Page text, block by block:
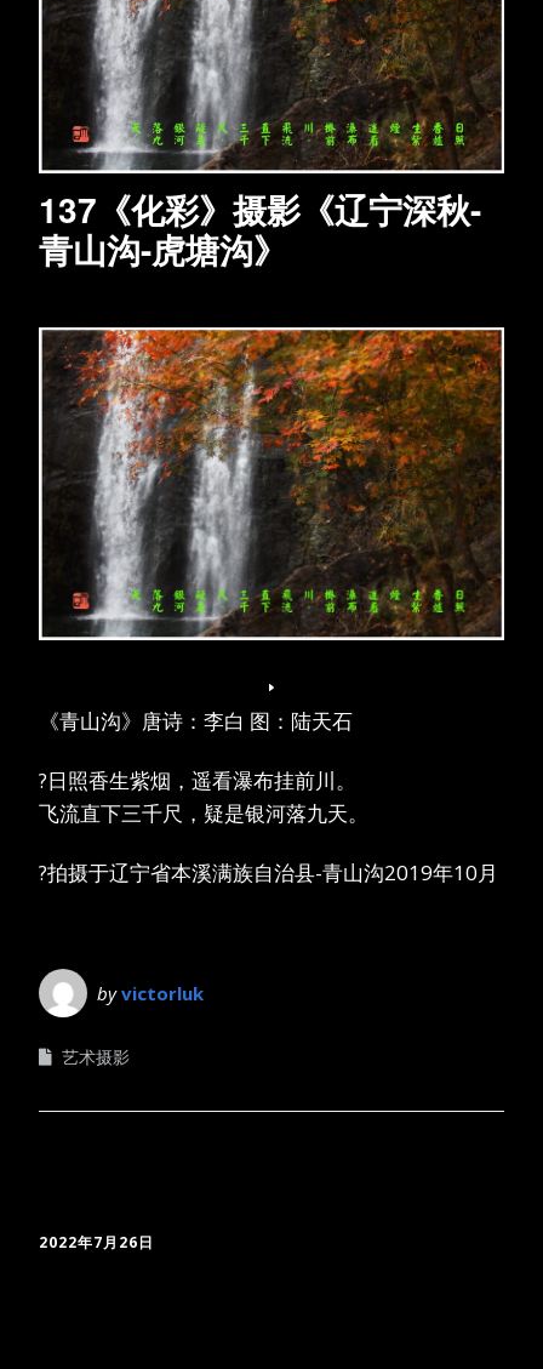
137《化彩》摄影《辽宁深秋-
青山沟-虎塘沟》
《青山沟》唐诗：李白 图：陆天石
?日照香生紫烟，遥看瀑布挂前川。
飞流直下三千尺，疑是银河落九天。
?拍摄于辽宁省本溪满族自治县-青山沟2019年10月
byvictorluk
艺术摄影
2022年7月26日